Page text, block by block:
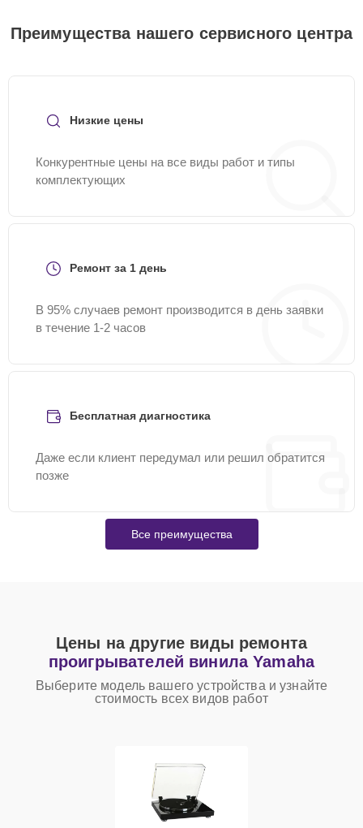
Преимущества нашего сервисного центра
Низкие цены
Конкурентные цены на все виды работ и типы
комплектующих
Ремонт за 1 день
В 95% случаев ремонт производится в день заявки
в течение 1-2 часов
Бесплатная диагностика
Даже если клиент передумал или решил обратится
позже
Все преимущества
Цены на другие виды ремонта
проигрывателей винила Yamaha
Выберите модель вашего устройства и узнайте
стоимость всех видов работ